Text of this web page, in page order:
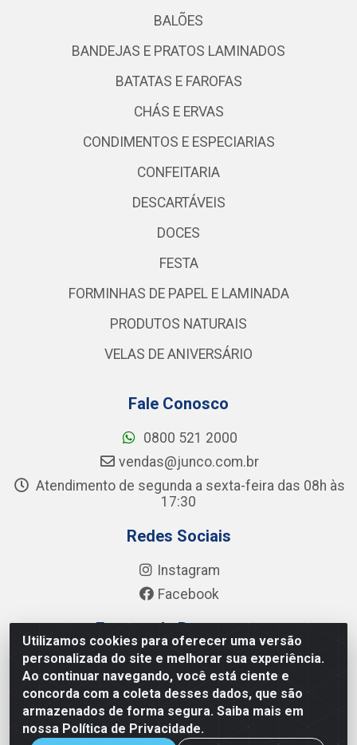
Utilizamos cookies para oferecer uma versão
personalizada do site e melhorar sua experiência.
Ao continuar navegando, você está ciente e
concorda com a coleta desses dados, que são
armazenados de forma segura. Saiba mais em
nossa Política de Privacidade.
BALÕES
BANDEJAS E PRATOS LAMINADOS
BATATAS E FAROFAS
CHÁS E ERVAS
CONDIMENTOS E ESPECIARIAS
CONFEITARIA
DESCARTÁVEIS
DOCES
FESTA
FORMINHAS DE PAPEL E LAMINADA
PRODUTOS NATURAIS
VELAS DE ANIVERSÁRIO
Fale Conosco
0800 521 2000
vendas@junco.com.br
Atendimento de segunda a sexta-feira das 08h às
17:30
Redes Sociais
Instagram
Facebook
Formas de Pagamento
Junco Industria e Comercio Ltda - R. Lineu Anterino Mariano,
505 - Distrito Industrial, Uberlândia - MG CEP 38.402-346 -